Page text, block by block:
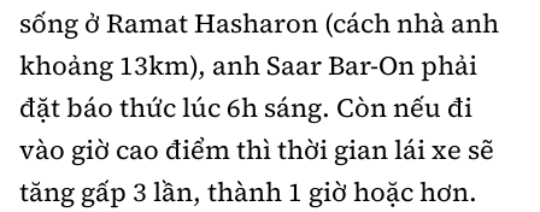
sống ở Ramat Hasharon (cách nhà anh
khoảng 13km), anh Saar Bar-On phải
đặt báo thức lúc 6h sáng. Còn nếu đi
vào giờ cao điểm thì thời gian lái xe sẽ
tăng gấp 3 lần, thành 1 giờ hoặc hơn.